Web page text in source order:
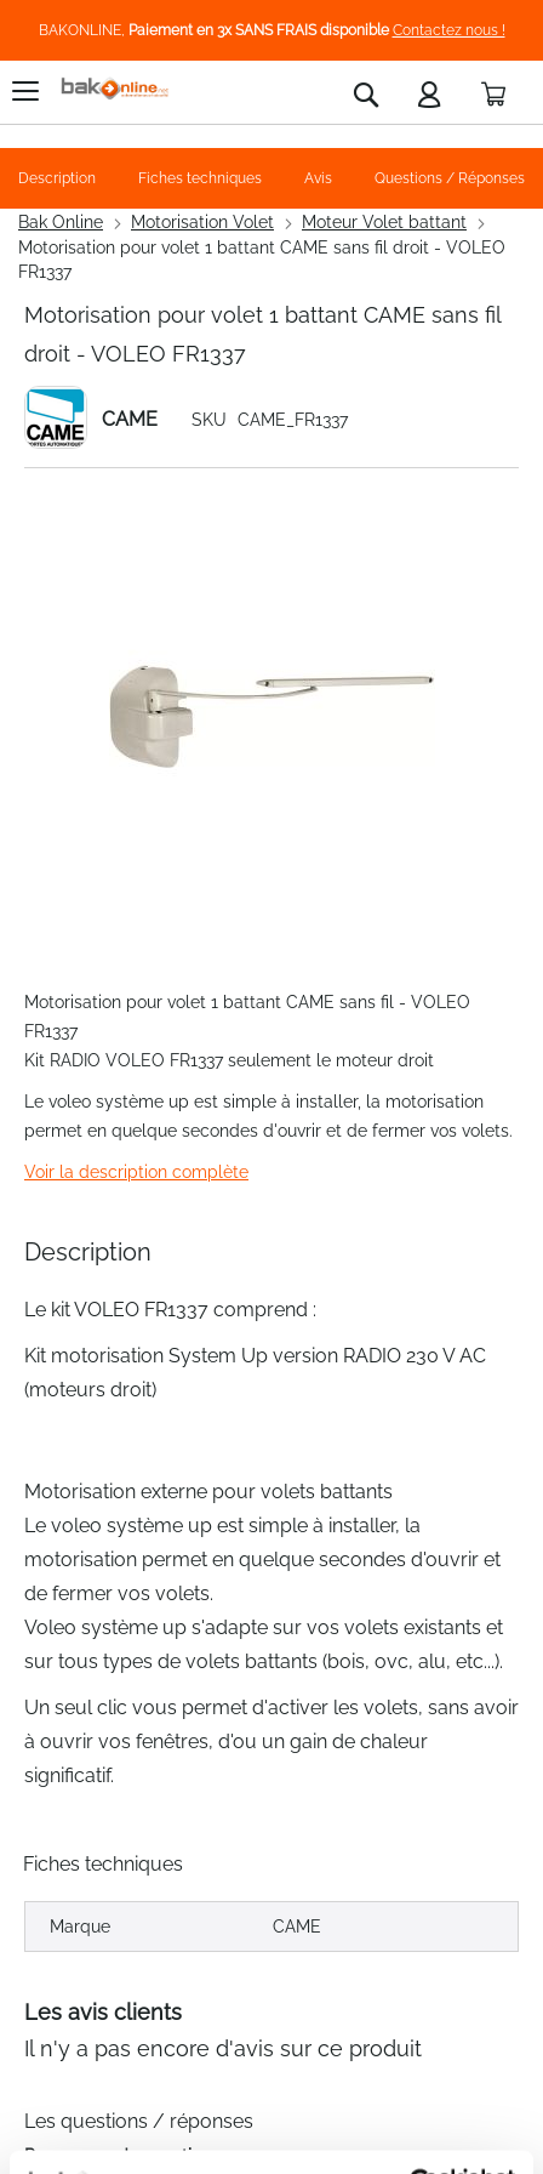
BAKONLINE, Paiement en 3x SANS FRAIS disponible Contactez nous !
Rechercher
Bak Online Motorisation Volet
Moteur Volet battant
Motorisation pour volet 1 battant CAME sans fil droit - VOLEO
FR1337
Motorisation pour volet 1 battant CAME sans fil
droit - VOLEO FR1337
CAME SKU CAME_FR1337
to
the
beginning
of
the
gallery
Motorisation pour volet 1 battant CAME sans fil - VOLEO
FR1337
Kit RADIO VOLEO FR1337 seulement le moteur droit
Le voleo système up est simple à installer, la motorisation
permet en quelque secondes d'ouvrir et de fermer vos volets.
Voir la description complète
Description Fiches techniques Avis Questions / Réponses
Description
Le kit VOLEO FR1337 comprend :
Kit motorisation System Up version RADIO 230 V AC
(moteurs droit)
Motorisation externe pour volets battants
Le voleo système up est simple à installer, la
motorisation permet en quelque secondes d'ouvrir et
de fermer vos volets.
Voleo système up s'adapte sur vos volets existants et
sur tous types de volets battants (bois, ovc, alu, etc...).
Un seul clic vous permet d'activer les volets, sans avoir
à ouvrir vos fenêtres, d'ou un gain de chaleur
significatif.
Fiches techniques
Marque CAME
Les avis clients
Il n'y a pas encore d'avis sur ce produit
Les questions / réponses
Pas encore de questions